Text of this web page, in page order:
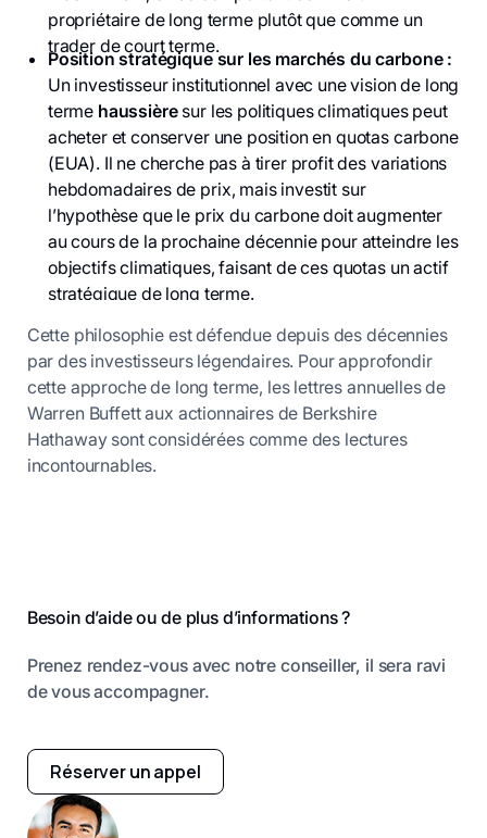
propriétaire de long terme plutôt que comme un
trader de court terme.
Position stratégique sur les marchés du carbone :
Un investisseur institutionnel avec une vision de long
terme haussièresur les politiques climatiques peut
acheter et conserver une position en quotas carbone
(EUA). Il ne cherche pas à tirer profit des variations
hebdomadaires de prix, mais investit sur
l’hypothèse que le prix du carbone doit augmenter
au cours de la prochaine décennie pour atteindre les
objectifs climatiques, faisant de ces quotas un actif
stratégique de long terme.
Cette philosophie est défendue depuis des décennies
par des investisseurs légendaires. Pour approfondir
cette approche de long terme, les lettres annuelles de
Warren Buffett aux actionnaires de Berkshire
Hathaway sont considérées comme des lectures
incontournables.
Besoin d’aide ou de plus d’informations ?
Prenez rendez-vous avec notre conseiller, il sera ravi
de vous accompagner.
Réserver un appel